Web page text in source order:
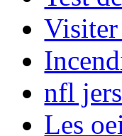
Visiter
nfl
Les